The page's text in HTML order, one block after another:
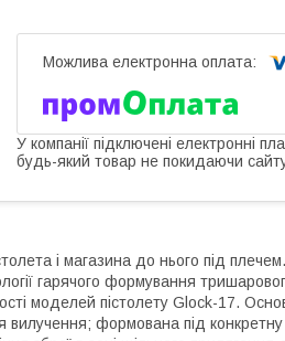
У компанії підключені електронні
будь-який товар не покидаючи
і магазина до нього під
гарячого формування
моделей пістолету Glock-17.
вилучення; формована під